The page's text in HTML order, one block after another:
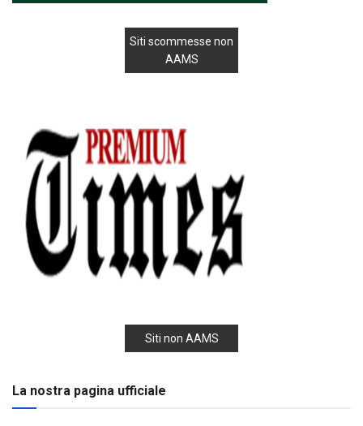
Siti scommesse non
AAMS
Siti non AAMS
La nostra pagina ufficiale